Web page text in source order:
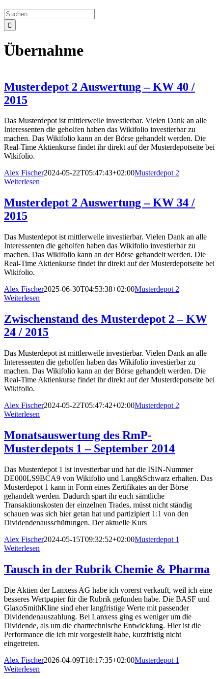
Suche
nach:
Übernahme
Musterdepot 2 Auswertung – KW 40 /
2015
Das Musterdepot ist mittlerweile investierbar. Vielen Dank an alle
Interessenten die geholfen haben das Wikifolio investierbar zu
machen. Das Wikifolio kann an der Börse gehandelt werden. Die
Real-Time Aktienkurse findet ihr direkt auf der Musterdepotseite bei
Wikifolio.
Alex Fischer2024-05-22T05:47:43+02:00Musterdepot 2|
Weiterlesen
Musterdepot 2 Auswertung – KW 34 /
2015
Das Musterdepot ist mittlerweile investierbar. Vielen Dank an alle
Interessenten die geholfen haben das Wikifolio investierbar zu
machen. Das Wikifolio kann an der Börse gehandelt werden. Die
Real-Time Aktienkurse findet ihr direkt auf der Musterdepotseite bei
Wikifolio.
Alex Fischer2025-06-30T04:53:38+02:00Musterdepot 2|
Weiterlesen
Zwischenstand des Musterdepot 2 – KW
24 / 2015
Das Musterdepot ist mittlerweile investierbar. Vielen Dank an alle
Interessenten die geholfen haben das Wikifolio investierbar zu
machen. Das Wikifolio kann an der Börse gehandelt werden. Die
Real-Time Aktienkurse findet ihr direkt auf der Musterdepotseite bei
Wikifolio.
Alex Fischer2024-05-22T05:47:42+02:00Musterdepot 2|
Weiterlesen
Monatsauswertung des RmP-
Musterdepots 1 – September 2014
Das Musterdepot 1 ist investierbar und hat die ISIN-Nummer
DE000LS9BCA9 von Wikifolio und Lang&Schwarz erhalten. Das
Musterdepot 1 kann in Form eines Zertifikates an der Börse
gehandelt werden. Dadurch spart ihr euch sämtliche
Transaktionskosten der einzelnen Trades, müsst nicht ständig
schauen was sich hier getan hat und partizipiert 1:1 von den
Dividendenausschüttungen. Der aktuelle Kurs
Alex Fischer2024-05-15T09:32:52+02:00Musterdepot 1 |
Weiterlesen
Tausch in der Rubrik Chemie & Pharma
Die Aktien der Lanxess AG habe ich vorerst verkauft, weil ich eine
besseres Wertpapier für die Rubrik gefunden habe. Die BASF und
GlaxoSmithKline sind eher langfristige Werte mit passender
Dividendenauszahlung. Bei Lanxess ging es weniger um die
Dividende, als um die charttechnische Entwicklung. Hier ist die
Performance die ich mir vorgestellt habe, kurzfristig nicht
eingetreten.
Alex Fischer2026-04-09T18:17:35+02:00Musterdepot 1 |
Weiterlesen